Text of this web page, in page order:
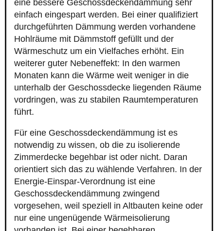
eine bessere Geschossdeckendämmung sehr
einfach eingespart werden. Bei einer qualifiziert
durchgeführten Dämmung werden vorhandene
Hohlräume mit Dämmstoff gefüllt und der
Wärmeschutz um ein Vielfaches erhöht. Ein
weiterer guter Nebeneffekt: In den warmen
Monaten kann die Wärme weit weniger in die
unterhalb der Geschossdecke liegenden Räume
vordringen, was zu stabilen Raumtemperaturen
führt.
Für eine Geschossdeckendämmung ist es
notwendig zu wissen, ob die zu isolierende
Zimmerdecke begehbar ist oder nicht. Daran
orientiert sich das zu wählende Verfahren. In der
Energie-Einspar-Verordnung ist eine
Geschossdeckendämmung zwingend
vorgesehen, weil speziell in Altbauten keine oder
nur eine ungenügende Wärmeisolierung